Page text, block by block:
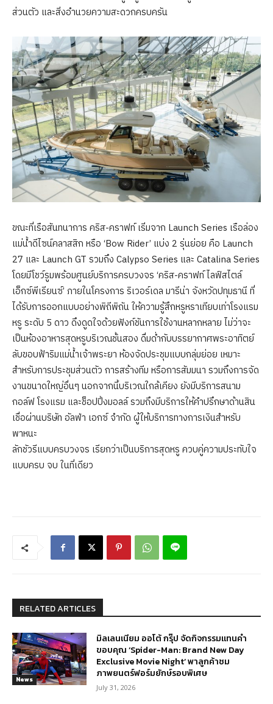
ส่วนตัว และสิ่งอำนวยความสะดวกครบครัน
ขณะที่เรือสันทนาการ คริส-คราฟท์ เริ่มจาก Launch Series เรือล่อง
แม่น้ำดีไซน์คลาสสิก หรือ ‘Bow Rider’ แบ่ง 2 รุ่นย่อย คือ Launch
27 และ Launch GT รวมถึง Calypso Series และ Catalina Series
โดยมีโชว์รูมพร้อมศูนย์บริการครบวงจร ‘คริส-คราฟท์ ไลฟ์สไตล์
เอ็กซ์พีเรียนซ์’ ภายในโครงการ ริเวอร์เดล มารีน่า จังหวัดปทุมธานี ที่
ได้รับการออกแบบอย่างพิถีพิถัน ให้ความรู้สึกหรูหราเทียบเท่าโรงแรม
หรู ระดับ 5 ดาว ดึงดูดใจด้วยฟังก์ชันการใช้งานหลากหลาย ไม่ว่าจะ
เป็นห้องอาหารสุดหรูบริเวณชั้นสอง ดื่มด่ำกับบรรยากาศพระอาทิตย์
ลับขอบฟ้าริมแม่น้ำเจ้าพระยา ห้องจัดประชุมแบบกลุ่มย่อย เหมาะ
สำหรับการประชุมส่วนตัว การสร้างทีม หรือการสัมมนา รวมถึงการจัด
งานขนาดใหญ่อื่นๆ นอกจากนี้บริเวณใกล้เคียง ยังมีบริการสนาม
กอล์ฟ โรงแรม และช็อปปิ้งมอลล์ รวมถึงมีบริการให้คำปรึกษาด้านสิน
เชื่อผ่านบริษัท อัลฟ่า เอกซ์ จำกัด ผู้ให้บริการทางการเงินสำหรับ
พาหนะ
ลักชัวรีแบบครบวงจร เรียกว่าเป็นบริการสุดหรู ควบคู่ความประทับใจ
แบบครบ จบ ในที่เดียว
RELATED ARTICLES
News
มิลเลนเนียม ออโต้ กรุ๊ป จัดกิจกรรมแทนคำ
ขอบคุณ ‘Spider-Man: Brand New Day
Exclusive Movie Night’ พาลูกค้าชม
ภาพยนตร์ฟอร์มยักษ์รอบพิเศษ
July 31, 2026